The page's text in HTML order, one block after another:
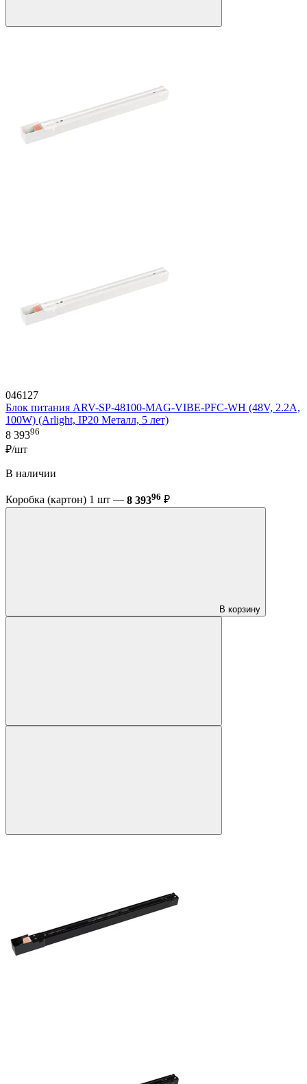
046127
Блок питания ARV-SP-48100-MAG-VIBE-PFC-WH (48V, 2.2A,
100W) (Arlight, IP20 Металл, 5 лет)
8 39396
₽/шт
В наличии
Коробка (картон) 1 шт — 8 39396 ₽
В корзину